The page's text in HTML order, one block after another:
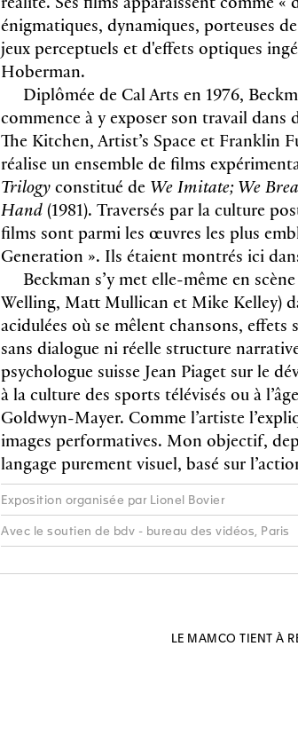
énigmatiques, dynamiques, porteuses
jeux perceptuels et d'effets optiques
Hoberman.
Diplômée de Cal Arts en 1976,
commence à y exposer son travail
The Kitchen, Artist’s Space et Franklin
réalise un ensemble de films
Trilogyconstitué de We Imitate; We
Hand(1981). Traversés par la culture
films sont parmi les œuvres les plus
Generation ». Ils étaient montrés ici
Beckman s’y met elle-même en
Welling, Matt Mullican et Mike Kelley)
acidulées où se mêlent chansons,
sans dialogue ni réelle structure
psychologue suisse Jean Piaget sur le
à la culture des sports télévisés ou à
Goldwyn-Mayer. Comme l’artiste
images performatives. Mon objectif,
langage purement visuel, basé sur
Exposition organisée par Lionel Bovier
Avec le soutien de bdv - bureau des vidéos, Paris
LE MAMCO TIENT À